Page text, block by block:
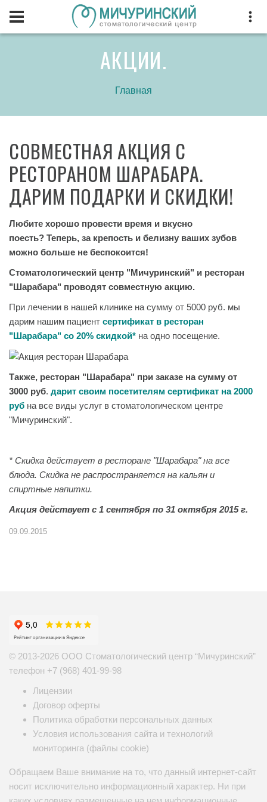
АКЦИИ.
Главная
СОВМЕСТНАЯ АКЦИЯ С
РЕСТОРАНОМ ШАРАБАРА.
ДАРИМ ПОДАРКИ И СКИДКИ!
Любите хорошо провести время и вкусно
поесть? Теперь, за крепость и белизну ваших зубов
можно больше не беспокоится!
Стоматологический центр "Мичуринский" и ресторан
"Шарабара" проводят совместную акцию.
При лечении в нашей клинике на сумму от 5000 руб. мы
дарим нашим пациент сертификат в ресторан
"Шарабара" со 20% скидкой* на одно посещение.
Также, ресторан "Шарабара" при заказе на сумму от
3000 руб. дарит своим посетителям сертификат на 2000
руб на все виды услуг в стоматологическом центре
"Мичуринский".
* Скидка действует в ресторане "Шарабара" на все
блюда. Скидка не распространяется на кальян и
спиртные напитки.
Акция действует с 1 сентября по 31 октября 2015 г.
09.09.2015
© 2013-2026 ООО Стоматологический центр “Мичуринский”
телефон +7 (968) 401-99-98
Лицензии
Договор оферты
Политика обработки персональных данных
Условия использования сайта и технологий
мониторинга (файлы cookie)
Обращаем Ваше внимание на то, что данный интернет-сайт
носит исключительно информационный характер. Ни при